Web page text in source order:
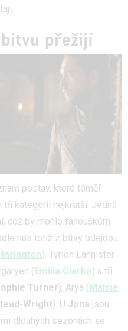
bitvu přežijí
postav, které téměř
kategorií nejkratší. Jedná
což by mohlo fanouškům
nás totiž z bitvy odejdou
), Tyrion Lannister
(Emilia Clarke) a tři
Turner), Arya (Maisie
Wright). U Jona jsou
dlouhých sezonách se